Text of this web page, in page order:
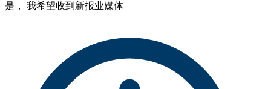
是， 我希望收到新报业媒体